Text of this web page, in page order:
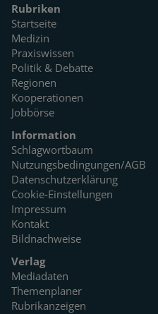
Rubriken
Startseite
Medizin
Praxiswissen
Politik & Debatte
Regionen
Kooperationen
Jobbörse
Information
Schlagwortbaum
Nutzungsbedingungen/AGB
Datenschutzerklärung
Cookie-Einstellungen
Impressum
Kontakt
Bildnachweise
Verlag
Mediadaten
Themenplaner
Rubrikanzeigen